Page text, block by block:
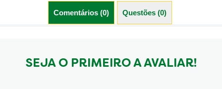
Comentários (0) Questões (0)
SEJA O PRIMEIRO A AVALIAR!